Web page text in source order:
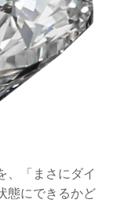
、「まさにダイ
態にできるかど